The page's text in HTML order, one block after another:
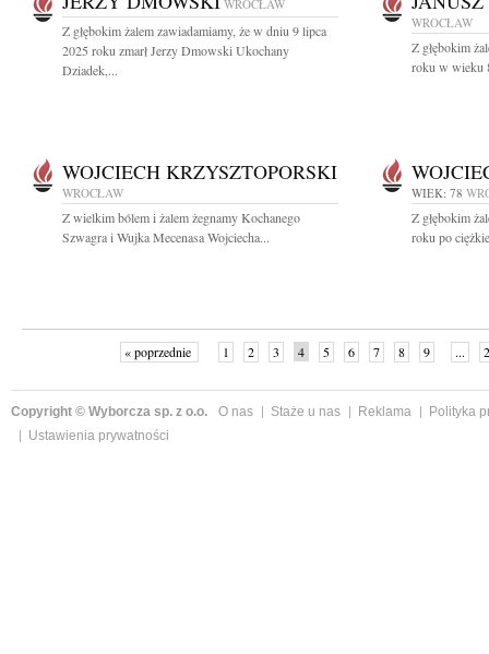
WROCŁAW
Z głębokim żalem zawiadamiamy, że w dniu 9 lipca
2025 roku zmarł Jerzy Dmowski Ukochany
Dziadek,...
WROCŁAW
Z głębokim
roku w wieku
WOJCIECH KRZYSZTOPORSKI
WROCŁAW
Z wielkim bólem i żalem żegnamy Kochanego
Szwagra i Wujka Mecenasa Wojciecha...
WIEK: 78
Z głębokim
roku po
« poprzednie 1 2 3 4 5 6 7 8 9 ...
Copyright © Wyborcza sp. z o.o. O nas Staże u nas Reklama
Polityka
Ustawienia prywatności